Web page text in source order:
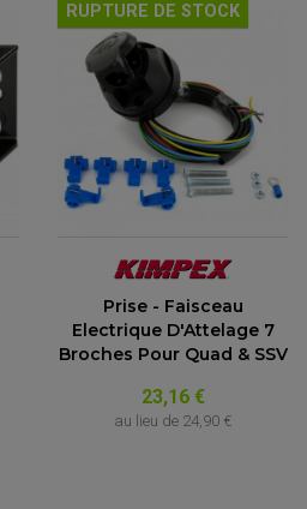
RUPTURE DE STOCK
Prise - Faisceau
Electrique D'Attelage 7
Broches Pour Quad & SSV
23,16 €
au lieu de 24,90 €